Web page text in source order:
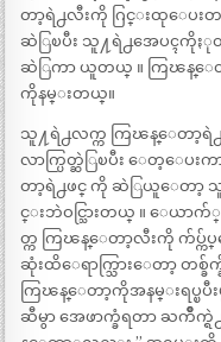
တာ့ရဲ႕လီးကို ဂြင္းထုေပး
ဆဲြၿပီး သူ႔ရဲ႕အေပၚကိုႏု
ဆဲြကာ ယူတယ္ ။ ကြၽန္ေ
ကိုနမ္းတယ္။
သူ႔ရဲ႕လက္က ကြၽန္ေတာ့ရဲ
လာက္ပြတ္ဆဲြၿပီး ေတ့ေပ
တာ့ရဲ႕ဖင္ ကို ဆဲြယူေတာ့
င္းဘဲဝင္သြားတယ္ ။ ေယာ
တ္က ကြၽန္ေတာ့လီးကို က်ပ္
ဆုံးထိေရာက္သြားေတာ့ တစ္
ကြၽန္ေတာ့ကိုအနမ္းရပ္ၿပီး
ဆီမွာ အေဖာက္ခံရတာ ႀကိဳက္ရဲ